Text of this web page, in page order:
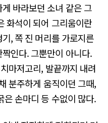
바라보던 소녀 같은 그
화석이 되어 그리움이란
, 쪽 진 머리를 가로지른
인다. 그뿐만이 아니다.
마저고리, 발끝까지 내려
분주하게 움직이던 그때,
은 손마디 등 수없이 많다.